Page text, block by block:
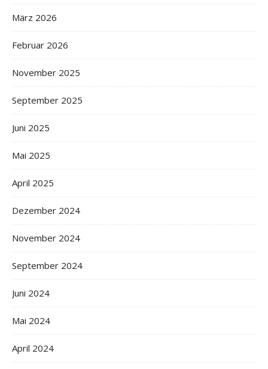
März 2026
Februar 2026
November 2025
September 2025
Juni 2025
Mai 2025
April 2025
Dezember 2024
November 2024
September 2024
Juni 2024
Mai 2024
April 2024